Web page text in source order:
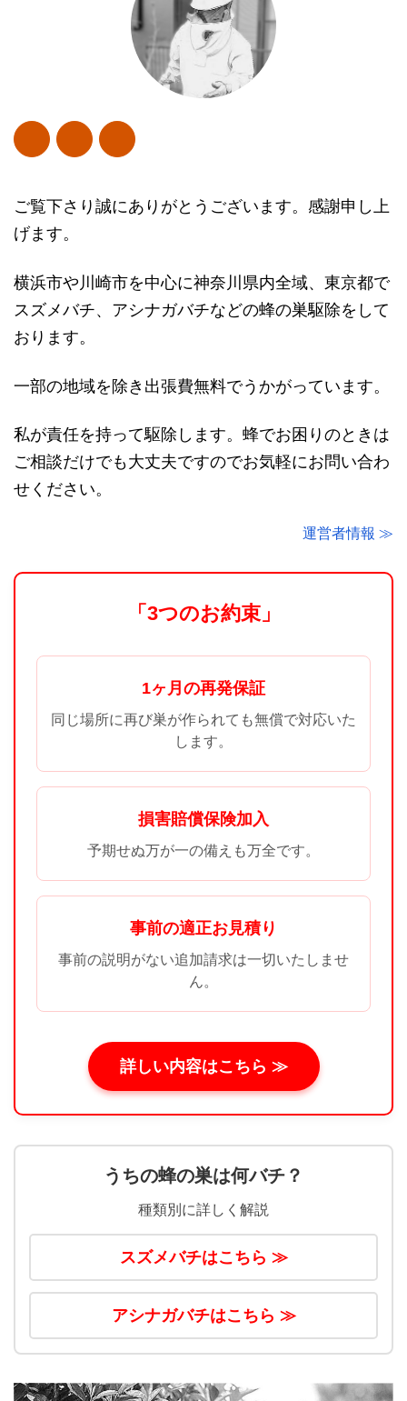
ご覧下さり誠にありがとうございます。感謝申し上
げます。
横浜市や川崎市を中心に神奈川県内全域、東京都で
スズメバチ、アシナガバチなどの蜂の巣駆除をして
おります。
一部の地域を除き出張費無料でうかがっています。
私が責任を持って駆除します。蜂でお困りのときは
ご相談だけでも大丈夫ですのでお気軽にお問い合わ
せください。
運営者情報 ≫
「3つのお約束」
1ヶ月の再発保証
同じ場所に再び巣が作られても無償で対応いた
します。
損害賠償保険加入
予期せぬ万が一の備えも万全です。
事前の適正お見積り
事前の説明がない追加請求は一切いたしませ
ん。
詳しい内容はこちら ≫
うちの蜂の巣は何バチ？
種類別に詳しく解説
スズメバチはこちら ≫
アシナガバチはこちら ≫